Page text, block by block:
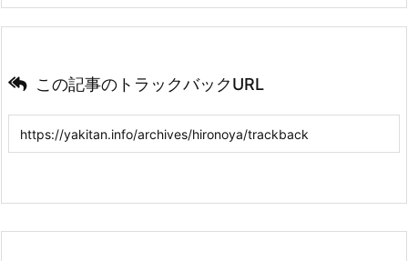
この記事のトラックバックURL